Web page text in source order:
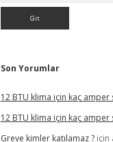
Son Yorumlar
12 BTU klima için kaç
12 BTU klima için kaç
Greve kimler katılamaz ?için